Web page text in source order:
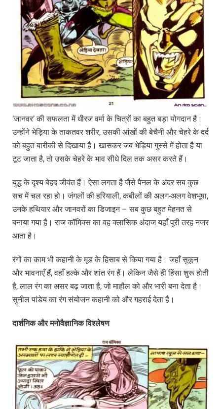
‘जानवर’ की सफलता में धीरज वर्मा के चित्रों का बहुत बड़ा योगदान है।
उन्होंने भेड़िया के ताकतवर शरीर, उसकी आंखों की बेचैनी और चेहरे के दर्द
को बहुत बारीकी से दिखाया है। खासकर जब भेड़िया गुस्से में होता है या
टूट जाता है, तो उसके चेहरे के भाव सीधे दिल तक असर करते हैं।
युद्ध के दृश्य बेहद जीवंत हैं। ऐसा लगता है जैसे पैनल के अंदर सब कुछ
सच में चल रहा हो। जंगलों की हरियाली, कबीलों की अलग-अलग वेशभूषा,
उनके हथियार और जानवरों का डिजाइन – सब कुछ बहुत मेहनत से
बनाया गया है। राज कॉमिक्स का वह क्लासिक अंदाज यहाँ पूरी तरह नजर
आता है।
रंगों का काम भी कहानी के मूड के हिसाब से किया गया है। जहाँ सुकून
और भावनाएँ हैं, वहाँ हल्के और शांत रंग हैं। लेकिन जैसे ही हिंसा शुरू होती
है, लाल रंग का असर बढ़ जाता है, जो माहौल को और भारी बना देता है।
सुनील पांडेय का रंग संयोजन कहानी को और गहराई देता है।
दार्शनिकऔरमनोवैज्ञानिकविश्लेषण